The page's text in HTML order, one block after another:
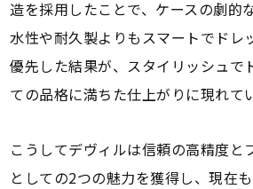
造を採用したことで、ケースの劇的
水性や耐久製よりもスマートでドレ
優先した結果が、スタイリッシュで
ての品格に満ちた仕上がりに現れて
こうしてデヴィルは信頼の高精度と
としての2つの魅力を獲得し、現在